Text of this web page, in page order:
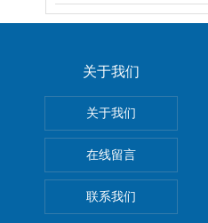
关于我们
关于我们
在线留言
联系我们